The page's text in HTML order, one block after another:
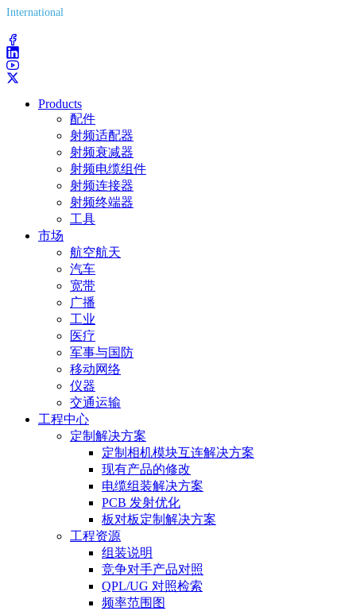
International
Products
配件
射频适配器
射频衰减器
射频电缆组件
射频连接器
射频终端器
工具
市场
航空航天
汽车
宽带
广播
工业
医疗
军事与国防
移动网络
仪器
交通运输
工程中心
定制解决方案
定制相机模块互连解决方案
现有产品的修改
电缆组装解决方案
PCB 发射优化
板对板定制解决方案
工程资源
组装说明
竞争对手产品对照
QPL/UG 对照检索
频率范围图